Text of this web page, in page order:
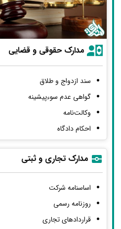
مدارک حقوقی و قضایی
سند ازدواج و طلاق
گواهی عدم سوءپیشینه
وکالت‌نامه
احکام دادگاه
مدارک تجاری و ثبتی
اساسنامه شرکت
روزنامه رسمی
قراردادهای تجاری